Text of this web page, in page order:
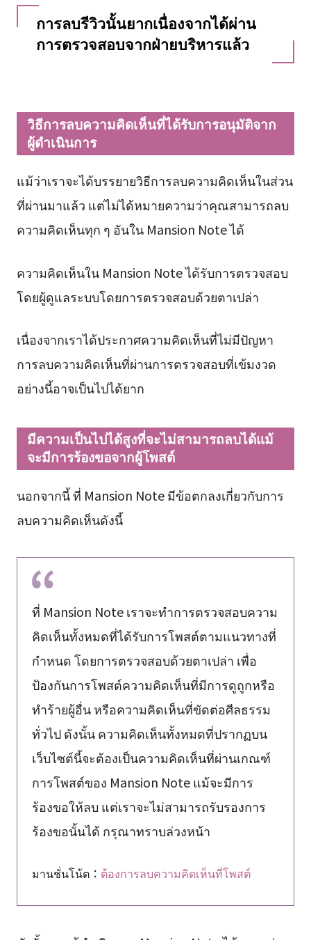
การลบรีวิวนั้นยากเนื่องจากได้ผ่าน
การตรวจสอบจากฝ่ายบริหารแล้ว
วิธีการลบความคิดเห็นที่ได้รับการอนุมัติจาก
ผู้ดำเนินการ
แม้ว่าเราจะได้บรรยายวิธีการลบความคิดเห็นในส่วน
ที่ผ่านมาแล้ว แต่ไม่ได้หมายความว่าคุณสามารถลบ
ความคิดเห็นทุก ๆ อันใน Mansion Note ได้
ความคิดเห็นใน Mansion Note ได้รับการตรวจสอบ
โดยผู้ดูแลระบบโดยการตรวจสอบด้วยตาเปล่า
เนื่องจากเราได้ประกาศความคิดเห็นที่ไม่มีปัญหา
การลบความคิดเห็นที่ผ่านการตรวจสอบที่เข้มงวด
อย่างนี้อาจเป็นไปได้ยาก
มีความเป็นไปได้สูงที่จะไม่สามารถลบได้แม้
จะมีการร้องขอจากผู้โพสต์
นอกจากนี้ ที่ Mansion Note มีข้อตกลงเกี่ยวกับการ
ลบความคิดเห็นดังนี้
ที่ Mansion Note เราจะทำการตรวจสอบความ
คิดเห็นทั้งหมดที่ได้รับการโพสต์ตามแนวทางที่
กำหนด โดยการตรวจสอบด้วยตาเปล่า เพื่อ
ป้องกันการโพสต์ความคิดเห็นที่มีการดูถูกหรือ
ทำร้ายผู้อื่น หรือความคิดเห็นที่ขัดต่อศีลธรรม
ทั่วไป ดังนั้น ความคิดเห็นทั้งหมดที่ปรากฏบน
เว็บไซต์นี้จะต้องเป็นความคิดเห็นที่ผ่านเกณฑ์
การโพสต์ของ Mansion Note แม้จะมีการ
ร้องขอให้ลบ แต่เราจะไม่สามารถรับรองการ
ร้องขอนั้นได้ กรุณาทราบล่วงหน้า
มานชั่นโน้ต： ต้องการลบความคิดเห็นที่โพสต์